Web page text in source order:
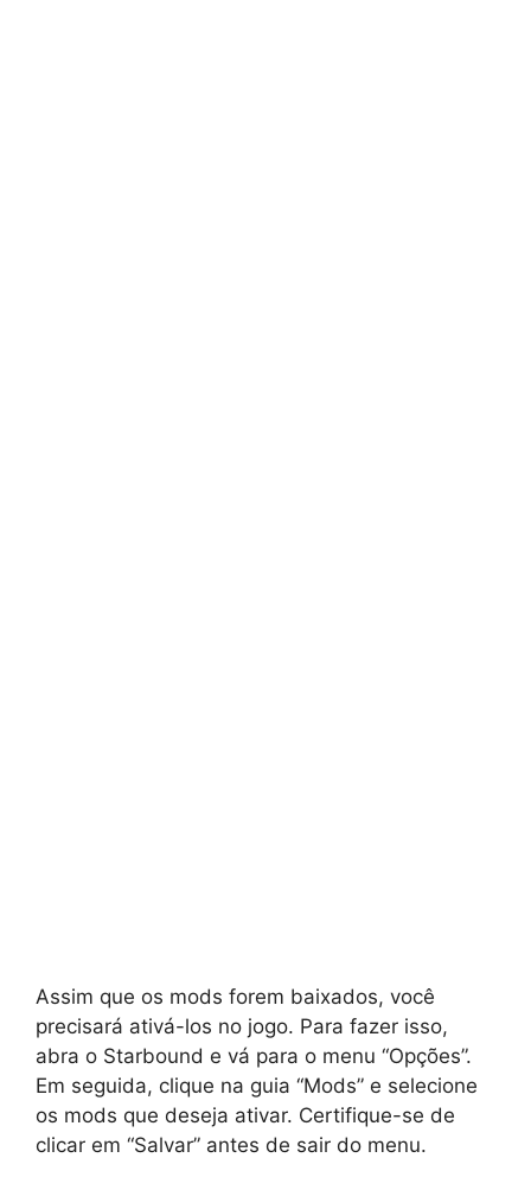
Assim que os mods forem baixados, você
precisará ativá-los no jogo. Para fazer isso,
abra o Starbound e vá para o menu “Opções”.
Em seguida, clique na guia “Mods” e selecione
os mods que deseja ativar. Certifique-se de
clicar em “Salvar” antes de sair do menu.